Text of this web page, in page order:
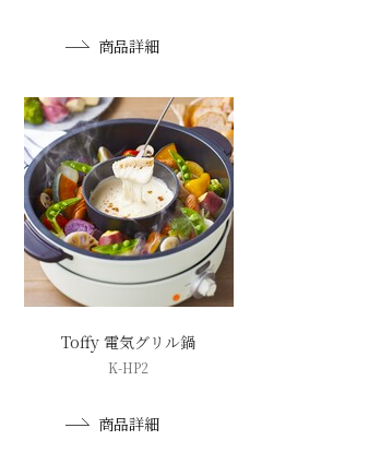
商品詳細
Toffy 電気グリル鍋
K-HP2
商品詳細